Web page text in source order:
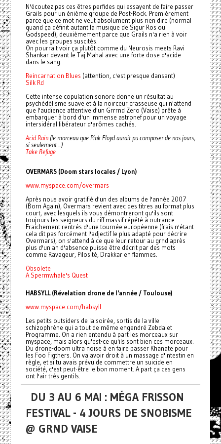
N'écoutez pas ces êtres perfides qui essayent de faire passer
Grails pour un énième groupe de Post-Rock. Premièrement
parce que ce mot ne veut absolument plus rien dire (normal
quand ça définit autant la musique de Sigur Ros ou
Godspeed), deuxièmement parce que Grails n'a rien à voir
avec les groupes suscités.
On pourrait voir ça plutôt comme du Neurosis meets Ravi
Shankar devant le Taj Mahal avec une forte dose d'acide
dans le sang.
Reincarnation Blues (attention, c'est presque dansant)
Silk Rd
Cette intense copulation sonore donne un résultat au
psychédélisme suave et à la noirceur crasseuse qui n'attend
que l'audience attentive d'un Grrrnd Zero (Vaise) prête à
embarquer à bord d'un immense astronef pour un voyage
intersidéral libérateur d'arômes cachés.
Acid Rain(le morceau que Pink Floyd aurait pu composer de nos jours,
si seulement ...)
Take Refuge
OVERMARS (Doom stars locales / Lyon)
www.myspace.com/overmars
Après nous avoir gratifié d'un des albums de l'année 2007
(Born Again), Overmars revient avec des titres au format plus
court, avec lesquels ils vous démontreront qu'ils sont
toujours les seigneurs du riff massif répété à outrance.
Fraichement rentrés d'une tournée européenne (frais n'étant
cela dit pas forcément l'adjectif le plus adapté pour décrire
Overmars), on s'attend à ce que leur retour au grnd après
plus d'un an d'absence puisse être décrit par des mots
comme Ravageur, Pilosité, Drakkar en flammes.
Obsolete
A Spermwhale's Quest
HABSYLL (Révelation drone de l'année / Toulouse)
www.myspace.com/habsyll
Les petits outsiders de la soirée, sortis de la ville
schizophrène qui a tout de même engendré Zebda et
Programme. On a rien entendu à part les morceaux sur
myspace, mais alors qu'est-ce qu'ils sont bien ces morceaux.
Du drone-doom ultra noise à en faire passer Khanate pour
les Foo Figthers. On va avoir droit à un massage d'intestin en
règle, et si tu avais prévu de commettre un suicide en
société, c'est peut-être le bon moment. A part ça ces gens
ont l'air très gentils.
DU 3 AU 6 MAI : MÉGA FRISSON
FESTIVAL - 4 JOURS DE SNOBISME
@ GRND VAISE